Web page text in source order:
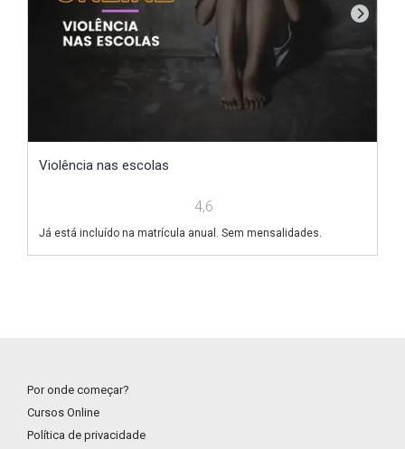
Violência nas escolas
4,6
Já está incluído na matrícula anual. Sem mensalidades.
Por onde começar?
Cursos Online
Política de privacidade